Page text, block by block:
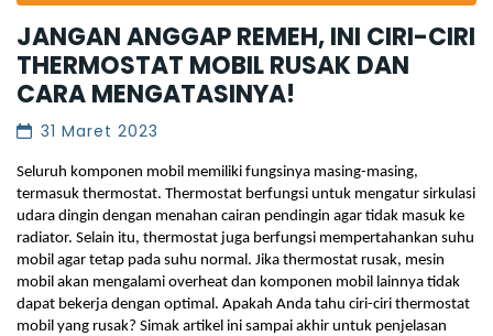
JANGAN ANGGAP REMEH, INI CIRI-CIRI
THERMOSTAT MOBIL RUSAK DAN
CARA MENGATASINYA!
31 Maret 2023
Seluruh komponen mobil memiliki fungsinya masing-masing,
termasuk thermostat. Thermostat berfungsi untuk mengatur sirkulasi
udara dingin dengan menahan cairan pendingin agar tidak masuk ke
radiator. Selain itu, thermostat juga berfungsi mempertahankan suhu
mobil agar tetap pada suhu normal. Jika thermostat rusak, mesin
mobil akan mengalami overheat dan komponen mobil lainnya tidak
dapat bekerja dengan optimal. Apakah Anda tahu ciri-ciri thermostat
mobil yang rusak? Simak artikel ini sampai akhir untuk penjelasan